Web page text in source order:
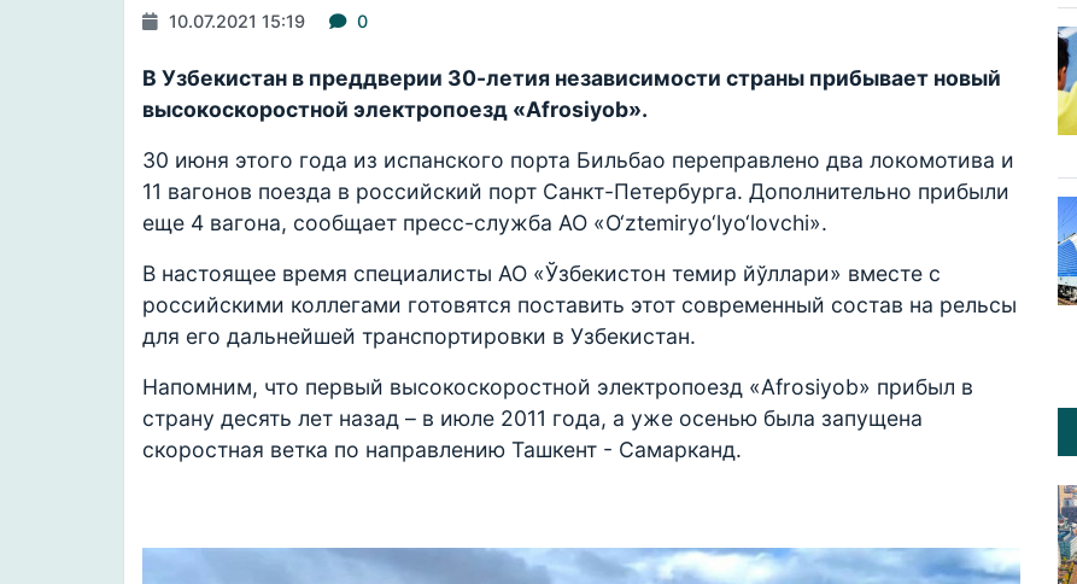
10.07.2021 15:19 0
В Узбекистан в преддверии 30-летия независимости страны прибывает новый
высокоскоростной электропоезд «Afrosiyob».
30 июня этого года из испанского порта Бильбао переправлено два локомотива и
11 вагонов поезда в российский порт Санкт-Петербурга. Дополнительно прибыли
еще 4 вагона, сообщает пресс-служба АО «O‘ztemiryo‘lyo‘lovchi».
В настоящее время специалисты АО «Ўзбекистон темир йўллари» вместе с
российскими коллегами готовятся поставить этот современный состав на рельсы
для его дальнейшей транспортировки в Узбекистан.
Напомним, что первый высокоскоростной электропоезд «Afrosiyob» прибыл в
страну десять лет назад – в июле 2011 года, а уже осенью была запущена
скоростная ветка по направлению Ташкент - Самарканд.